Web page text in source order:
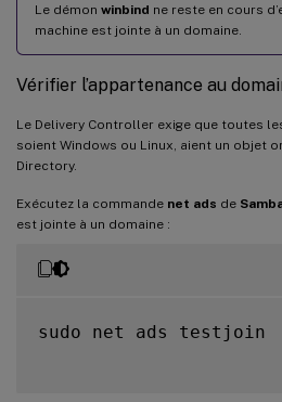
Le démon winbind ne reste en cours
machine est jointe à un domaine.
Vérifier l’appartenance au
Le Delivery Controller exige que toutes
soient Windows ou Linux, aient un objet
Directory.
Exécutez la commande net ads de
est jointe à un domaine :
sudo net ads testjoin